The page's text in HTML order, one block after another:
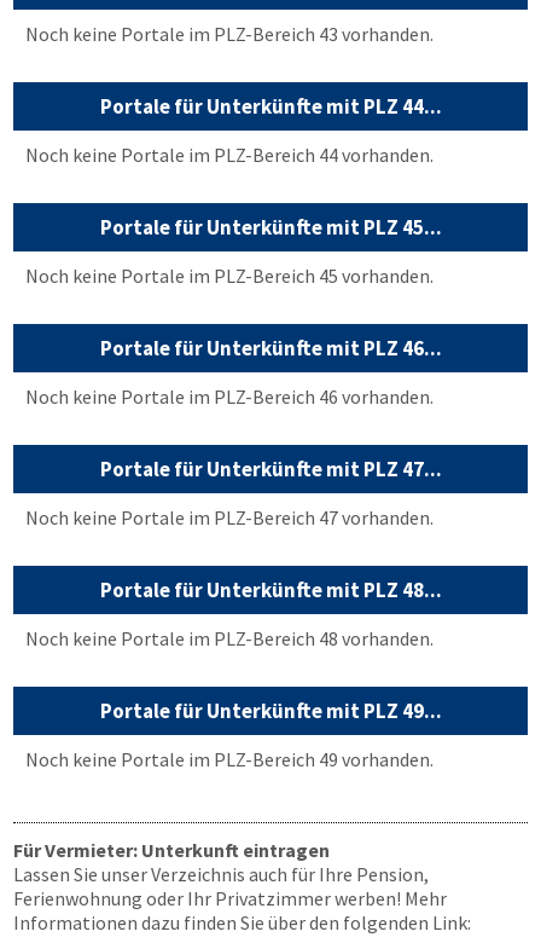
Noch keine Portale im PLZ-Bereich 43 vorhanden.
Portale für Unterkünfte mit PLZ 44...
Noch keine Portale im PLZ-Bereich 44 vorhanden.
Portale für Unterkünfte mit PLZ 45...
Noch keine Portale im PLZ-Bereich 45 vorhanden.
Portale für Unterkünfte mit PLZ 46...
Noch keine Portale im PLZ-Bereich 46 vorhanden.
Portale für Unterkünfte mit PLZ 47...
Noch keine Portale im PLZ-Bereich 47 vorhanden.
Portale für Unterkünfte mit PLZ 48...
Noch keine Portale im PLZ-Bereich 48 vorhanden.
Portale für Unterkünfte mit PLZ 49...
Noch keine Portale im PLZ-Bereich 49 vorhanden.
Für Vermieter: Unterkunft eintragen
Lassen Sie unser Verzeichnis auch für Ihre Pension,
Ferienwohnung oder Ihr Privatzimmer werben! Mehr
Informationen dazu finden Sie über den folgenden Link: